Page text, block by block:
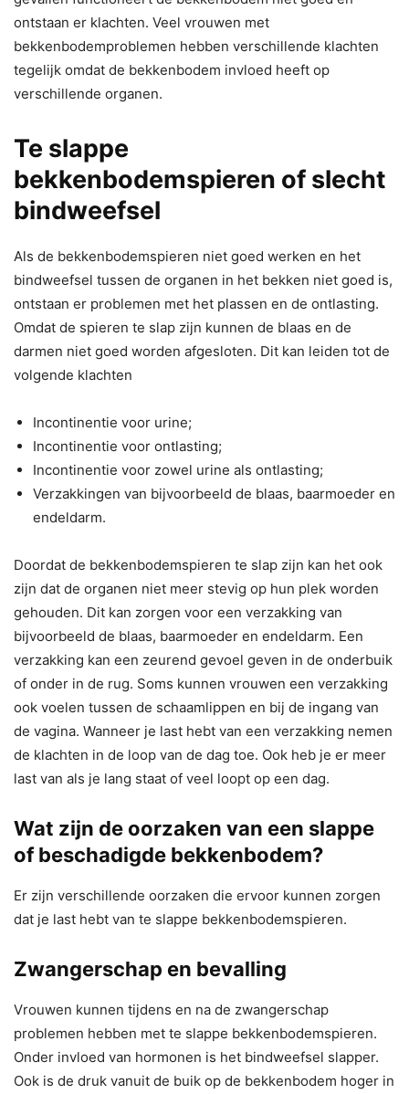
ontstaan er klachten. Veel vrouwen met
bekkenbodemproblemen hebben verschillende klachten
tegelijk omdat de bekkenbodem invloed heeft op
verschillende organen.
Te slappe
bekkenbodemspieren of slecht
bindweefsel
Als de bekkenbodemspieren niet goed werken en het
bindweefsel tussen de organen in het bekken niet goed is,
ontstaan er problemen met het plassen en de ontlasting.
Omdat de spieren te slap zijn kunnen de blaas en de
darmen niet goed worden afgesloten. Dit kan leiden tot de
volgende klachten
Incontinentie voor urine;
Incontinentie voor ontlasting;
Incontinentie voor zowel urine als ontlasting;
Verzakkingen van bijvoorbeeld de blaas, baarmoeder en
endeldarm.
Doordat de bekkenbodemspieren te slap zijn kan het ook
zijn dat de organen niet meer stevig op hun plek worden
gehouden. Dit kan zorgen voor een verzakking van
bijvoorbeeld de blaas, baarmoeder en endeldarm. Een
verzakking kan een zeurend gevoel geven in de onderbuik
of onder in de rug. Soms kunnen vrouwen een verzakking
ook voelen tussen de schaamlippen en bij de ingang van
de vagina. Wanneer je last hebt van een verzakking nemen
de klachten in de loop van de dag toe. Ook heb je er meer
last van als je lang staat of veel loopt op een dag.
Wat zijn de oorzaken van een slappe
of beschadigde bekkenbodem?
Er zijn verschillende oorzaken die ervoor kunnen zorgen
dat je last hebt van te slappe bekkenbodemspieren.
Zwangerschap en bevalling
Vrouwen kunnen tijdens en na de zwangerschap
problemen hebben met te slappe bekkenbodemspieren.
Onder invloed van hormonen is het bindweefsel slapper.
Ook is de druk vanuit de buik op de bekkenbodem hoger in